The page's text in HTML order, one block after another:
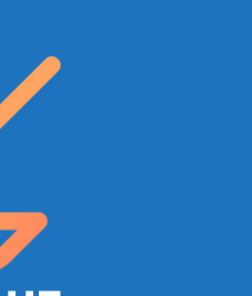
Sony vẫn có remote có
giọng nói hoặc thao
dễ dàng.
hoạ sản phẩm